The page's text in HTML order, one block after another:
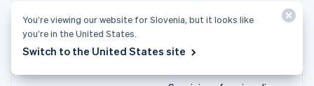
Stripe Partner
You’re viewing our website for Slovenia, but it looks like
you’re in the United States.
Switch to the United States site